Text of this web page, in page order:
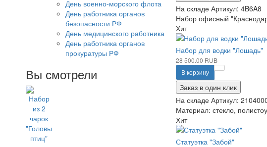
День военно-морского флота
День работника органов
безопасности РФ
День медицинского работника
День работника органов
прокуратуры РФ
Вы смотрели
На складе Артикул: 4B6A8
Набор офисный
Хит
Набор для водки "Лошадь"
28 500.00 RUB
В корзину
Заказ в один клик
На складе Артикул:
Материал: стекло,
Хит
Статуэтка "Забой"